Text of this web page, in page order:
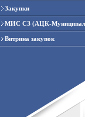
Закупки
МИС СЗ (АЦК-
Витрина закупок